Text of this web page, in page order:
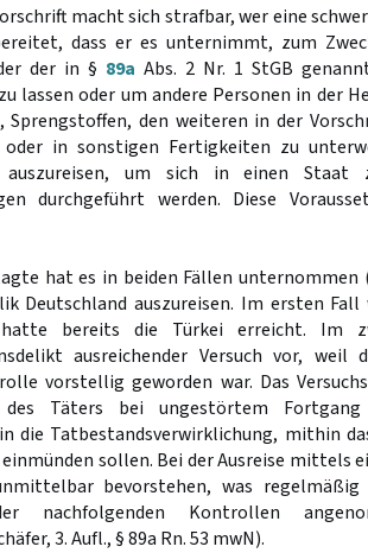
macht sich strafbar, wer eine
dass er es unternimmt, zum
der in § 89a Abs. 2 Nr. 1 StGB
lassen oder um andere Personen in der
Sprengstoffen, den weiteren in der
in sonstigen Fertigkeiten zu
auszureisen, um sich in einen
durchgeführt werden. Diese
hat es in beiden Fällen unternommen
Deutschland auszureisen. Im ersten
hatte bereits die Türkei erreicht. Im
ausreichender Versuch vor,
vorstellig geworden war. Das
des Täters bei ungestörtem
die Tatbestandsverwirklichung, mithin
sollen. Bei der Ausreise mittels
bevorstehen, was
nachfolgenden Kontrollen
3. Aufl., § 89a Rn. 53 mwN).